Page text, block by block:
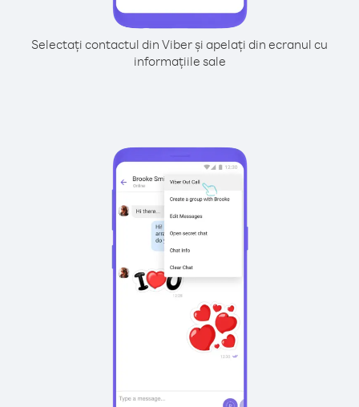
Selectați contactul din Viber și apelați din ecranul cu
informațiile sale